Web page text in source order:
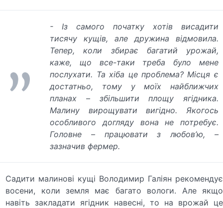
- Із самого початку хотів висадити
тисячу кущів, але дружина відмовила.
Тепер, коли збирає багатий урожай,
каже, що все-таки треба було мене
послухати. Та хіба це проблема? Місця є
достатньо, тому у моїх найближчих
планах – збільшити площу ягідника.
Малину вирощувати вигідно. Якогось
особливого догляду вона не потребує.
Головне – працювати з любов’ю, –
зазначив фермер.
Садити малинові кущі Володимир Галіян рекомендує
восени, коли земля має багато вологи. Але якщо
навіть закладати ягідник навесні, то на врожай це